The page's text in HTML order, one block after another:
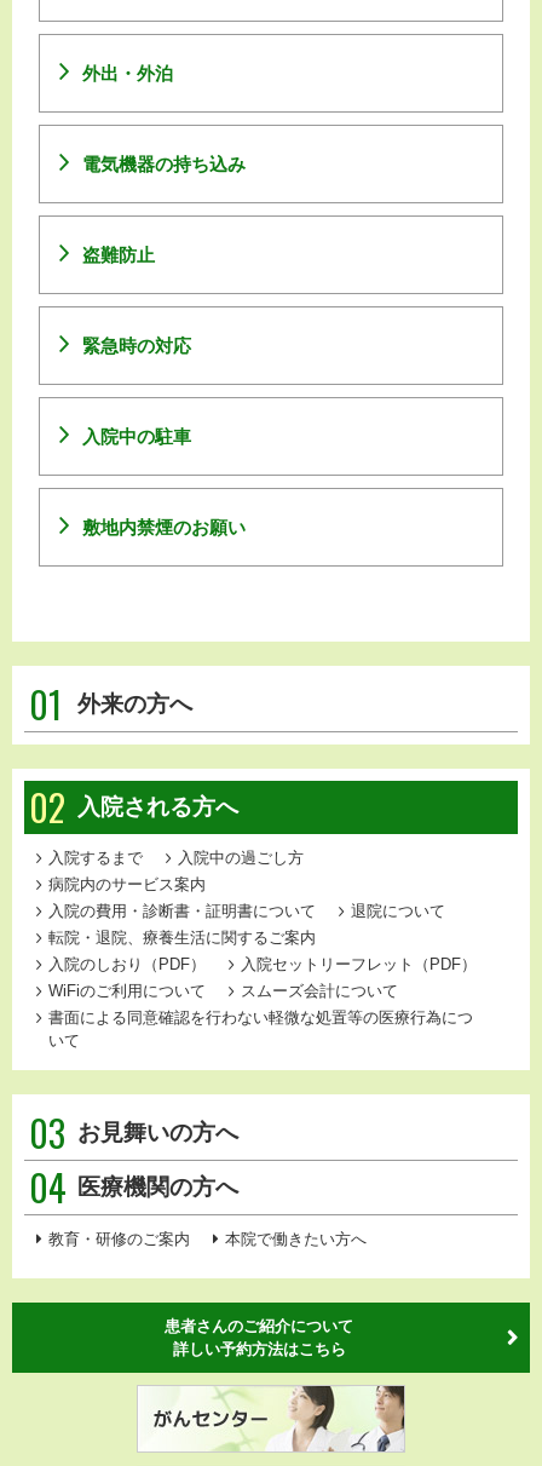
外出・外泊
電気機器の持ち込み
盗難防止
緊急時の対応
入院中の駐車
敷地内禁煙のお願い
01 外来の方へ
02 入院される方へ
入院するまで
入院中の過ごし方
病院内のサービス案内
入院の費用・診断書・証明書について
退院について
転院・退院、療養生活に関するご案内
入院のしおり（PDF）
入院セットリーフレット（PDF）
WiFiのご利用について
スムーズ会計について
書面による同意確認を行わない軽微な処置等の医療行為につ
いて
03 お見舞いの方へ
04 医療機関の方へ
教育・研修のご案内 本院で働きたい方へ
患者さんのご紹介について
詳しい予約方法はこちら